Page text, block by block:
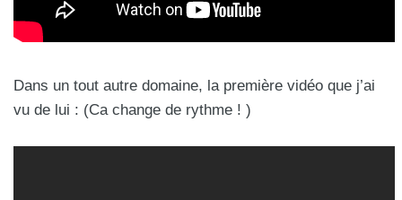
Dans un tout autre domaine, la première vidéo que j’ai
vu de lui : (Ca change de rythme ! )